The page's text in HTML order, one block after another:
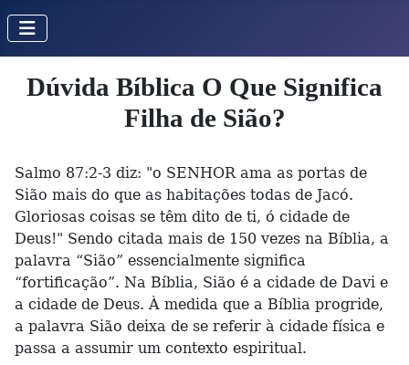
Dúvida Bíblica O Que Significa
Filha de Sião?
Salmo 87:2-3 diz: "o SENHOR ama as portas de
Sião mais do que as habitações todas de Jacó.
Gloriosas coisas se têm dito de ti, ó cidade de
Deus!" Sendo citada mais de 150 vezes na Bíblia, a
palavra “Sião” essencialmente significa
“fortificação”. Na Bíblia, Sião é a cidade de Davi e
a cidade de Deus. À medida que a Bíblia progride,
a palavra Sião deixa de se referir à cidade física e
passa a assumir um contexto espiritual.